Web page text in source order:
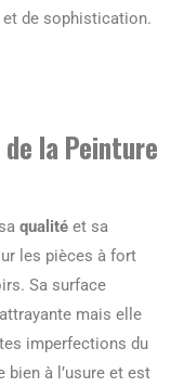
de sophistication.
la Peinture
qualité et sa
les pièces à fort
Sa surface
mais elle
imperfections du
bien à l’usure et est